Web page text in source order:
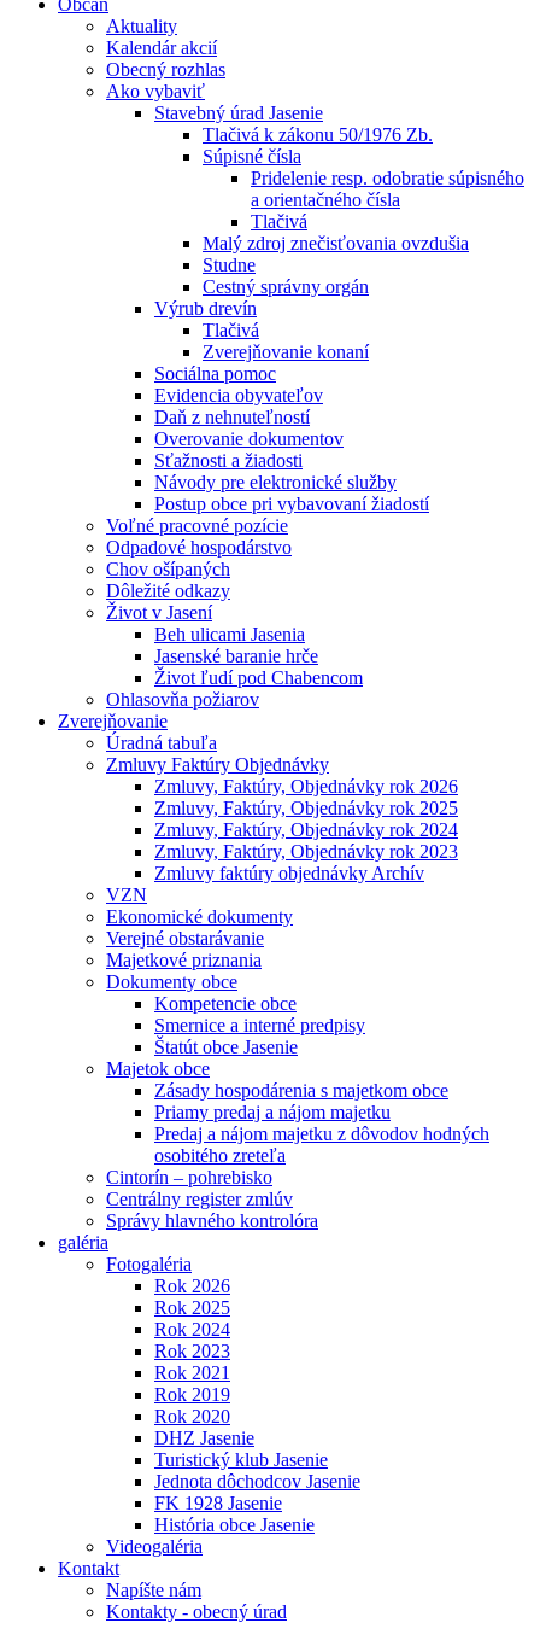
Občan
Aktuality
Kalendár akcií
Obecný rozhlas
Ako vybaviť
Stavebný úrad Jasenie
Tlačivá k zákonu 50/1976 Zb.
Súpisné čísla
Pridelenie resp. odobratie súpisného
a orientačného čísla
Tlačivá
Malý zdroj znečisťovania ovzdušia
Studne
Cestný správny orgán
Výrub drevín
Tlačivá
Zverejňovanie konaní
Sociálna pomoc
Evidencia obyvateľov
Daň z nehnuteľností
Overovanie dokumentov
Sťažnosti a žiadosti
Návody pre elektronické služby
Postup obce pri vybavovaní žiadostí
Voľné pracovné pozície
Odpadové hospodárstvo
Chov ošípaných
Dôležité odkazy
Život v Jasení
Beh ulicami Jasenia
Jasenské baranie hrče
Život ľudí pod Chabencom
Ohlasovňa požiarov
Zverejňovanie
Úradná tabuľa
Zmluvy Faktúry Objednávky
Zmluvy, Faktúry, Objednávky rok 2026
Zmluvy, Faktúry, Objednávky rok 2025
Zmluvy, Faktúry, Objednávky rok 2024
Zmluvy, Faktúry, Objednávky rok 2023
Zmluvy faktúry objednávky Archív
VZN
Ekonomické dokumenty
Verejné obstarávanie
Majetkové priznania
Dokumenty obce
Kompetencie obce
Smernice a interné predpisy
Štatút obce Jasenie
Majetok obce
Zásady hospodárenia s majetkom obce
Priamy predaj a nájom majetku
Predaj a nájom majetku z dôvodov hodných
osobitého zreteľa
Cintorín – pohrebisko
Centrálny register zmlúv
Správy hlavného kontrolóra
galéria
Fotogaléria
Rok 2026
Rok 2025
Rok 2024
Rok 2023
Rok 2021
Rok 2019
Rok 2020
DHZ Jasenie
Turistický klub Jasenie
Jednota dôchodcov Jasenie
FK 1928 Jasenie
História obce Jasenie
Videogaléria
Kontakt
Napíšte nám
Kontakty - obecný úrad